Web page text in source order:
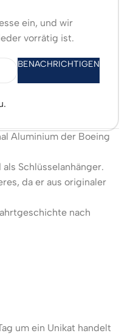
ein, und wir
vorrätig ist.
BENACHRICHTIGEN
Aluminium der Boeing
Schlüsselanhänger.
da er aus originaler
nach
um ein Unikat handelt